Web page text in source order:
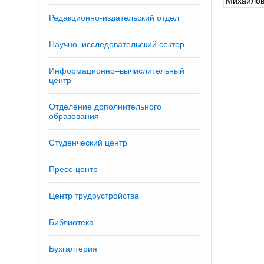
Редакционно-издательский отдел
Научно–исследовательский сектор
Информационно–вычислительный
центр
Отделение дополнительного
образования
Студенческий центр
Пресс-центр
Центр трудоустройства
Библиотека
Бухгалтерия